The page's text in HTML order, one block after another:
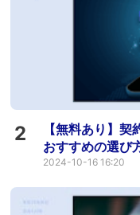
2
【無料あり】
おすすめの選び
2024-10-16 16:20